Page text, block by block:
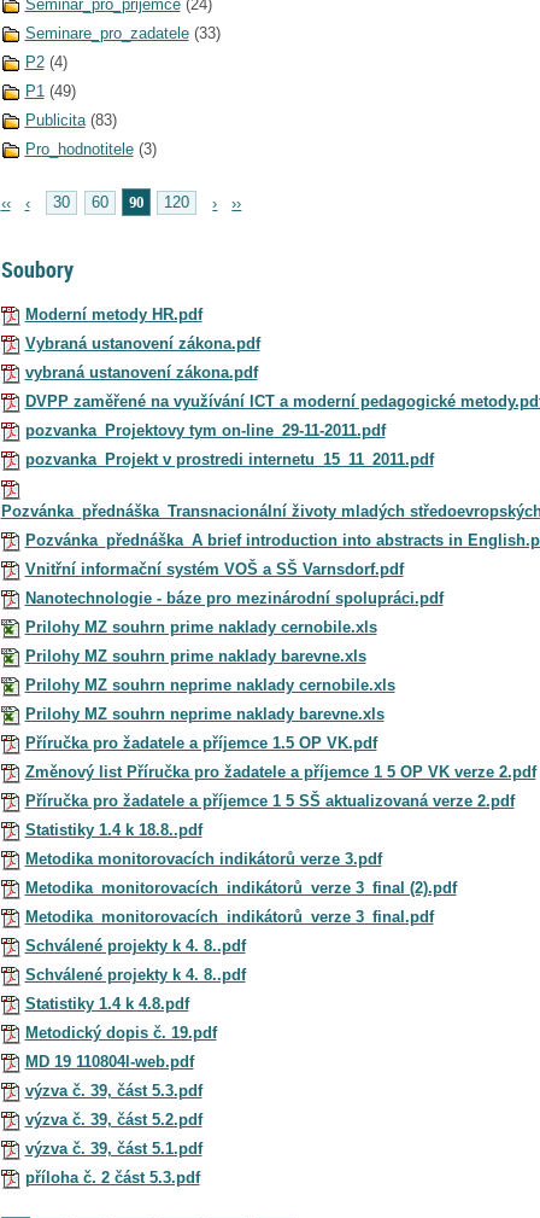
Seminar_pro_prijemce (24)
Seminare_pro_zadatele (33)
P2 (4)
P1 (49)
Publicita (83)
Pro_hodnotitele (3)
‹‹ ‹ 30 60 90 120 › ››
Soubory
Moderní metody HR.pdf
Vybraná ustanovení zákona.pdf
vybraná ustanovení zákona.pdf
DVPP zaměřené na využívání ICT a moderní pedagogické
pozvanka_Projektovy tym on-line_29-11-2011.pdf
pozvanka_Projekt v prostredi internetu_15_11_2011.pdf
Pozvánka_přednáška_Transnacionální životy mladých
Pozvánka_přednáška_A brief introduction into abstracts in
Vnitřní informační systém VOŠ a SŠ Varnsdorf.pdf
Nanotechnologie - báze pro mezinárodní spolupráci.pdf
Prilohy MZ souhrn prime naklady cernobile.xls
Prilohy MZ souhrn prime naklady barevne.xls
Prilohy MZ souhrn neprime naklady cernobile.xls
Prilohy MZ souhrn neprime naklady barevne.xls
Příručka pro žadatele a příjemce 1.5 OP VK.pdf
Změnový list Příručka pro žadatele a příjemce 1 5 OP VK verze 2.pdf
Příručka pro žadatele a příjemce 1 5 SŠ aktualizovaná verze 2.pdf
Statistiky 1.4 k 18.8..pdf
Metodika monitorovacích indikátorů verze 3.pdf
Metodika_monitorovacích_indikátorů_verze 3_final (2).pdf
Metodika_monitorovacích_indikátorů_verze 3_final.pdf
Schválené projekty k 4. 8..pdf
Schválené projekty k 4. 8..pdf
Statistiky 1.4 k 4.8.pdf
Metodický dopis č. 19.pdf
MD 19 110804l-web.pdf
výzva č. 39, část 5.3.pdf
výzva č. 39, část 5.2.pdf
výzva č. 39, část 5.1.pdf
příloha č. 2 část 5.3.pdf